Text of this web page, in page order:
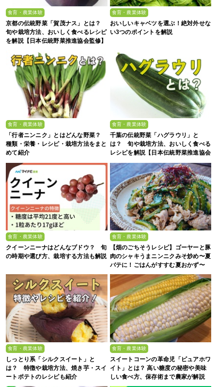
食育・農業体験
京都の伝統野菜「賀茂ナス」とは？
旬や栽培方法、おいしく食べるレシピ
を解説【日本伝統野菜推進協会監修】
食育・農業体験
おいしいキャベツを選ぶ！絶対外せな
い3つのポイントを解説
食育・農業体験
「行者ニンニク」とはどんな野菜？
種類・栄養・レシピ・栽培方法をまと
めて紹介
食育・農業体験
千葉の伝統野菜「ハグラウリ」と
は？ 旬や栽培方法、おいしく食べる
レシピを解説【日本伝統野菜推進協会
食育・農業体験
クイーンニーナはどんなブドウ？ 旬
の時期や選び方、栽培する方法も解説
食育・農業体験
【畑のごちそうレシピ】ゴーヤーと豚
肉のシャキうまニンニクみそ炒め〜夏
バテに！ごはんがすすむ夏おかず〜
食育・農業体験
しっとり系「シルクスイート」と
は？ 特徴や栽培方法、焼き芋・スイ
ートポテトのレシピも紹介
食育・農業体験
スイートコーンの革命児「ピュアホワ
イト」とは？ 高い糖度の秘密や美味
しい食べ方、保存術まで農家が解説